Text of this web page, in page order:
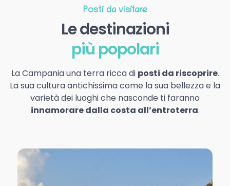
Posti da visitare
Le destinazioni
più popolari
La Campania una terra ricca di posti da riscoprire.
La sua cultura antichissima come la sua bellezza e la
varietà dei luoghi che nasconde ti faranno
innamorare dalla costa all’entroterra.